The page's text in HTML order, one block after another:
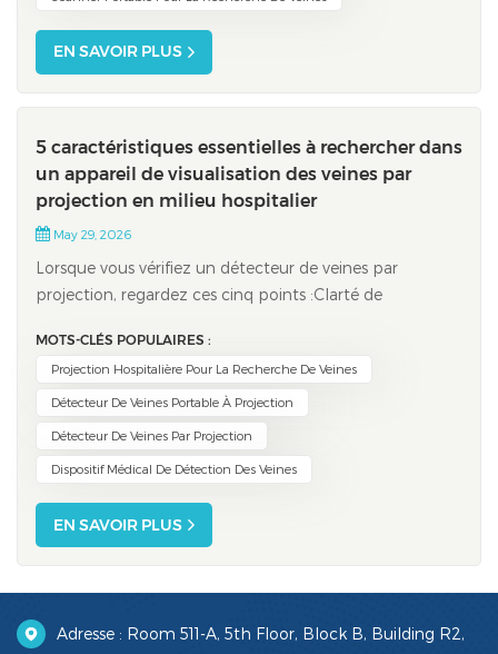
EN SAVOIR PLUS
5 caractéristiques essentielles à rechercher dans
un appareil de visualisation des veines par
projection en milieu hospitalier
May 29, 2026
Lorsque vous vérifiez un détecteur de veines par
projection, regardez ces cinq points :Clarté de
luminosité et d'imagecaractéristiques de sécurité et
d'entretienCapacités de projection en temps réelChoisir
le bon appareil peut aider les infirmières à...
MOTS-CLÉS POPULAIRES :
Projection Hospitalière Pour La Recherche De Veines
Détecteur De Veines Portable À Projection
Détecteur De Veines Par Projection
Dispositif Médical De Détection Des Veines
EN SAVOIR PLUS
Adresse : Room 511-A, 5th Floor, Block B, Building R2,